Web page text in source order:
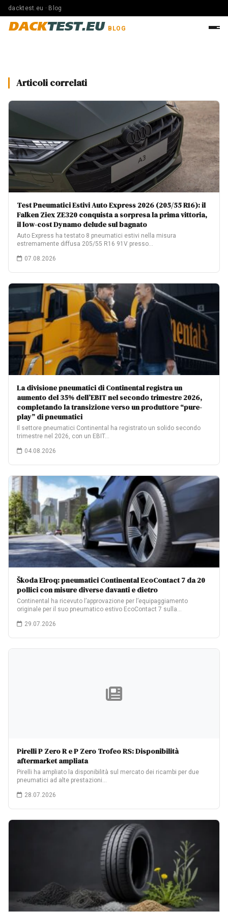
dacktest.eu · Blog
DACKTEST.EU BLOG
Articoli correlati
Test Pneumatici Estivi Auto Express 2026 (205/55 R16): il
Falken Ziex ZE320 conquista a sorpresa la prima vittoria,
il low-cost Dynamo delude sul bagnato
Auto Express ha testato 8 pneumatici estivi nella misura
estremamente diffusa 205/55 R16 91V presso…
07.08.2026
La divisione pneumatici di Continental registra un
aumento del 35% dell’EBIT nel secondo trimestre 2026,
completando la transizione verso un produttore “pure-
play” di pneumatici
Il settore pneumatici Continental ha registrato un solido secondo
trimestre nel 2026, con un EBIT…
04.08.2026
Škoda Elroq: pneumatici Continental EcoContact 7 da 20
pollici con misure diverse davanti e dietro
Continental ha ricevuto l’approvazione per l’equipaggiamento
originale per il suo pneumatico estivo EcoContact 7 sulla…
29.07.2026
Pirelli P Zero R e P Zero Trofeo RS: Disponibilità
aftermarket ampliata
Pirelli ha ampliato la disponibilità sul mercato dei ricambi per due
pneumatici ad alte prestazioni…
28.07.2026